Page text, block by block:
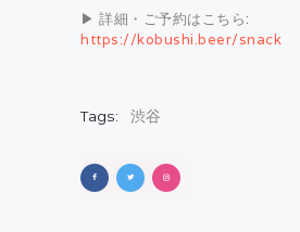
▶ 詳細・ご予約はこちら:
https://kobushi.beer/snack
Tags: 渋谷